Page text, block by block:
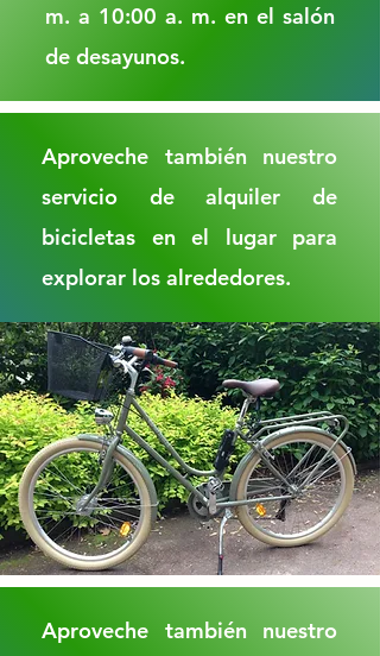
m. a 10:00 a. m. en el salón
de desayunos.
Aproveche también nuestro
servicio de alquiler de
bicicletas en el lugar para
explorar los alrededores.
Aproveche también nuestro